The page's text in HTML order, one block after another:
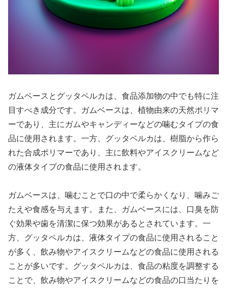
ガムベースとグッタペルカは、食品添加物の中でも特に注
目すべき成分です。ガムベースは、植物由来の天然ポリマ
ーであり、主にガムやキャンディーなどの噛むタイプの食
品に使用されます。一方、グッタペルカは、樹脂から作ら
れた合成ポリマーであり、主に飲料やアイスクリームなど
の液体タイプの食品に使用されます。
ガムベースは、噛むことで口の中で柔らかくなり、噛みご
たえや食感を与えます。また、ガムベースには、口臭を防
ぐ効果や歯を清潔に保つ効果があるとされています。一
方、グッタペルカは、液体タイプの食品に使用されること
が多く、飲み物やアイスクリームなどの食品に使用される
ことが多いです。グッタペルカは、食品の粘度を調整する
ことで、飲み物やアイスクリームなどの食品の口当たりを